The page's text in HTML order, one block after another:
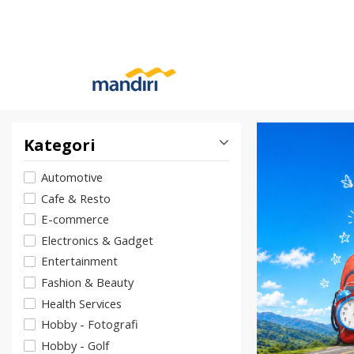
Kategori
Automotive
Cafe & Resto
E-commerce
Electronics & Gadget
Entertainment
Fashion & Beauty
Health Services
Hobby - Fotografi
Hobby - Golf